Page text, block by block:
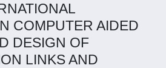
COMPUTER AIDED
DESIGN OF
LINKS AND